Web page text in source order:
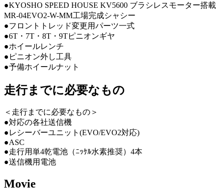
●KYOSHO SPEED HOUSE KV5600 ブラシレスモーター搭載
MR-04EVO2-W-MM工場完成シャシー
●フロントトレッド変更用パーツ一式
●6T・7T・8T・9Tピニオンギヤ
●ホイールレンチ
●ピニオン外し工具
●予備ホイールナット
走行までに必要なもの
＜走行までに必要なもの＞
●対応の各社送信機
●レシーバーユニット(EVO/EVO2対応)
●ASC
●走行用単4乾電池（ﾆｯｹﾙ水素推奨）4本
●送信機用電池
Movie